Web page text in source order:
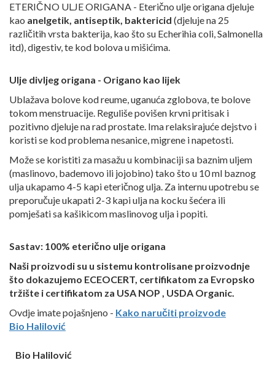
ETERIČNO ULJE ORIGANA - Eterično ulje origana djeluje
kao anelgetik, antiseptik, baktericid (djeluje na 25
različitih vrsta bakterija, kao što su Echerihia coli, Salmonella
itd), digestiv, te kod bolova u mišićima.
Ulje divljeg origana - Origano kao lijek
Ublažava bolove kod reume, uganuća zglobova, te bolove
tokom menstruacije. Reguliše povišen krvni pritisak i
pozitivno djeluje na rad prostate. Ima relaksirajuće dejstvo i
koristi se kod problema nesanice, migrene i napetosti.
Može se koristiti za masažu u kombinaciji sa baznim uljem
(maslinovo, bademovo ili jojobino) tako što u 10 ml baznog
ulja ukapamo 4-5 kapi eteričnog ulja. Za internu upotrebu se
preporučuje ukapati 2-3 kapi ulja na kocku šećera ili
pomješati sa kašikicom maslinovog ulja i popiti.
Sastav: 100% eterično ulje origana
Naši proizvodi su u sistemu kontrolisane proizvodnje
što dokazujemo ECEOCERT, certifikatom za Evropsko
tržište i certifikatom za USA NOP , USDA Organic.
Ovdje imate pojašnjeno - Kako naručiti proizvode
Bio Halilović
Bio Halilović